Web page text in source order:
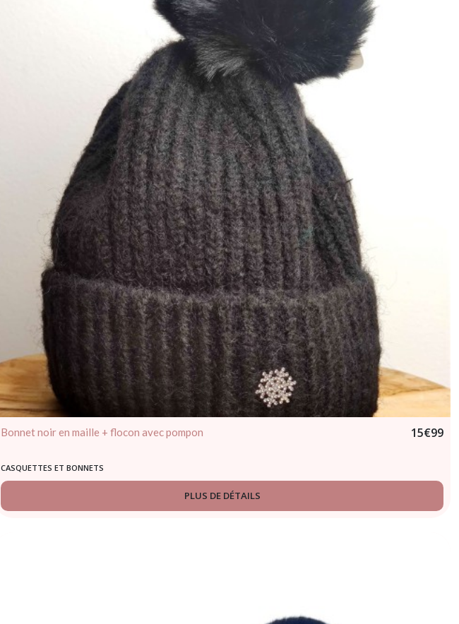
Bonnet noir en maille + flocon avec pompon 15€99
CASQUETTES ET BONNETS
PLUS DE DÉTAILS